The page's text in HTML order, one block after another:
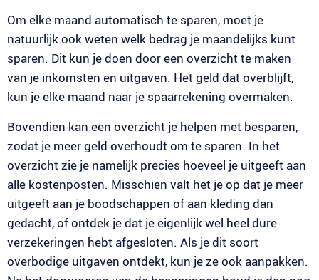
Om elke maand automatisch te sparen, moet je
natuurlijk ook weten welk bedrag je maandelijks kunt
sparen. Dit kun je doen door een overzicht te maken
van je inkomsten en uitgaven. Het geld dat overblijft,
kun je elke maand naar je spaarrekening overmaken.
Bovendien kan een overzicht je helpen met besparen,
zodat je meer geld overhoudt om te sparen. In het
overzicht zie je namelijk precies hoeveel je uitgeeft aan
alle kostenposten. Misschien valt het je op dat je meer
uitgeeft aan je boodschappen of aan kleding dan
gedacht, of ontdek je dat je eigenlijk wel heel dure
verzekeringen hebt afgesloten. Als je dit soort
overbodige uitgaven ontdekt, kun je ze ook aanpakken.